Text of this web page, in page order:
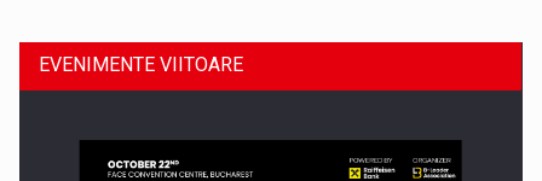
EVENIMENTE VIITOARE